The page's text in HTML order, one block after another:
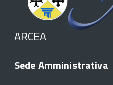
ARCEA
Sede Amministrativa